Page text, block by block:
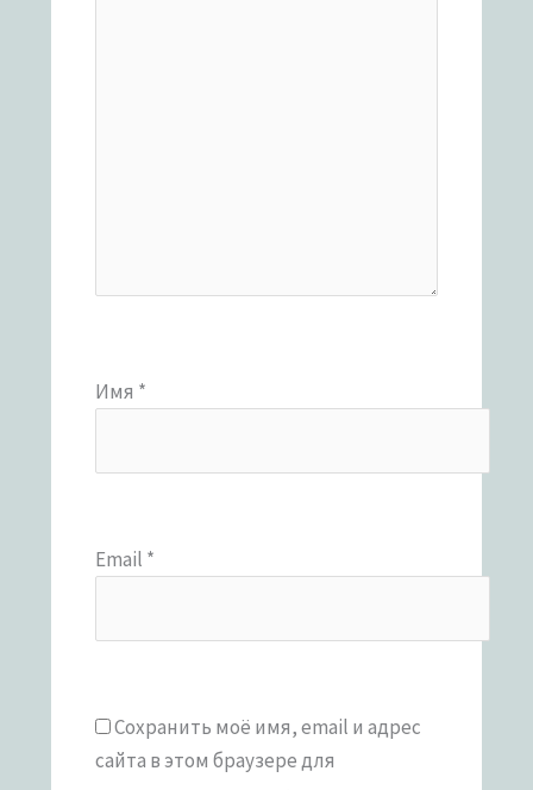
Имя *
Email *
Сохранить моё имя, email и адрес
сайта в этом браузере для